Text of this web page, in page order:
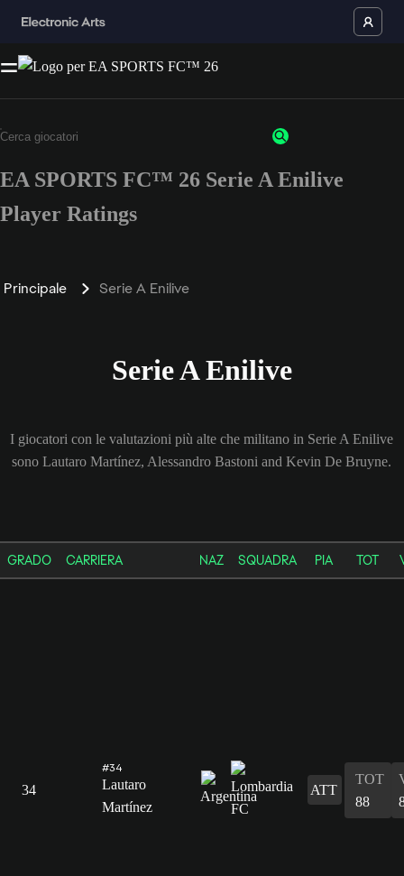
EA SPORTS FC™ 26 Serie A Enilive
Player Ratings
Principale Serie A Enilive
Serie A Enilive
I giocatori con le valutazioni più alte che militano in Serie A Enilive
sono Lautaro Martínez, Alessandro Bastoni and Kevin De Bruyne.
GRADO CARRIERA NAZ SQUADRA PIA TOT
34
#34
Lautaro
Martínez
ATT
TOT
88